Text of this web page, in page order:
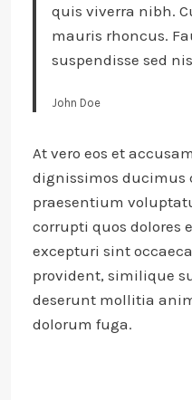
quis viverra nibh.
mauris rhoncus.
suspendisse sed
John Doe
At vero eos et
dignissimos ducimus
praesentium
corrupti quos dolores
excepturi sint
provident, similique
deserunt mollitia
dolorum fuga.